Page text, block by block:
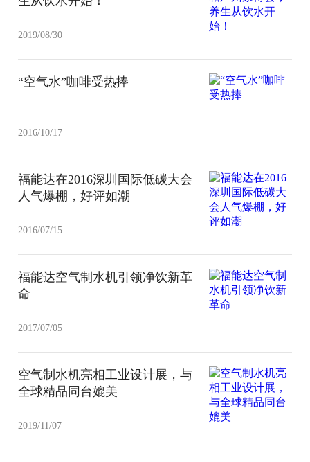
2019/08/30
“空气水”咖啡受热捧
2016/10/17
福能达在2016深圳国际低碳大会
人气爆棚，好评如潮
2016/07/15
福能达空气制水机引领净饮新革
命
2017/07/05
空气制水机亮相工业设计展，与
全球精品同台媲美
2019/11/07